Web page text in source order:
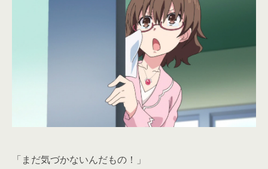
「まだ気づかないんだもの！」